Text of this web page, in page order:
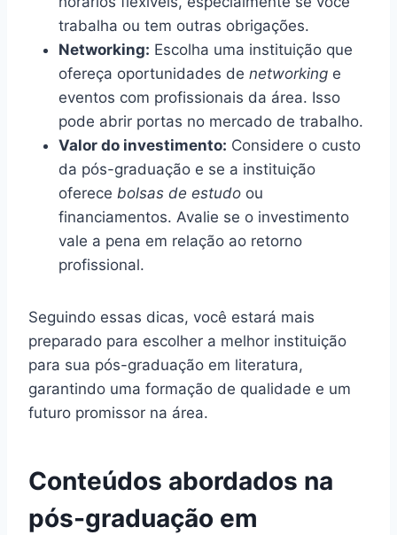
trabalha ou tem outras obrigações.
Networking: Escolha uma instituição que
ofereça oportunidades de networking e
eventos com profissionais da área. Isso
pode abrir portas no mercado de trabalho.
Valor do investimento: Considere o custo
da pós-graduação e se a instituição
oferece bolsas de estudo ou
financiamentos. Avalie se o investimento
vale a pena em relação ao retorno
profissional.
Seguindo essas dicas, você estará mais
preparado para escolher a melhor instituição
para sua pós-graduação em literatura,
garantindo uma formação de qualidade e um
futuro promissor na área.
Conteúdos abordados na
pós-graduação em